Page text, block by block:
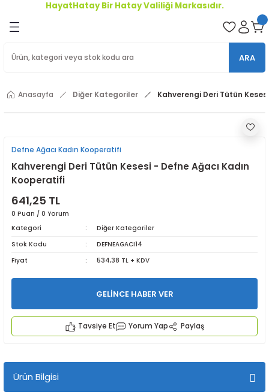
HayatHatay Bir Hatay Valiliği Markasıdır.
ARA
Anasayfa Diğer Kategoriler Kahverengi Deri Tütün
Defne Ağacı Kadın Kooperatifi
Kahverengi Deri Tütün Kesesi - Defne Ağacı Kadın
Kooperatifi
641,25 TL
0 Puan / 0 Yorum
Kategori
Diğer Kategoriler
Stok Kodu
DEFNEAGACI14
Fiyat
534,38 TL + KDV
GELİNCE HABER VER
Tavsiye Et Yorum Yap Paylaş
Ürün Bilgisi